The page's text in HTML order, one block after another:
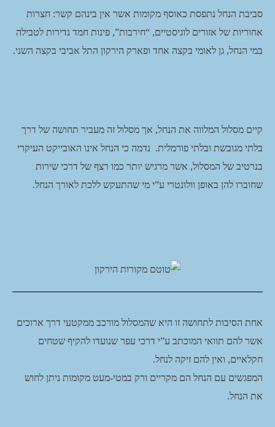
סביבת הנחל נתפסת כאוסף מקומות אשר אין בינהם קשר: חצרות
אחוריות של אזורים לוגיסטיים, “חירבות”, פינות חמד נדירות לטבילה
במי הנחל, גן לאומי בקצה אחד ופארק הירקון התל אביבי בקצה השני.
קיים מסלול המלווה את הנחל, אך מסלול זה מעביר תחושה של דרך
בלתי מגובשת ובלתי פורמלית. נדמה כי הנחל אינו האובייקט העיקרי
בנרטיב של המסלול, אשר מרגיש יותר כמו רצף של דרכי שירות
שחוברו להן באופן וולונטרי ע”י מי שהתעקש ללכת לאורך הנחל.
אחת הסיבות לתחושה זו היא שהמסלול מורכב ממקטעי דרך ארוכים
אשר להם תוואי המוכתב ע”י דרכי עפר שנועדו להקיף שטחים
חקלאיים, ואין להם זיקה לנחל.
המפגשים עם הנחל הם מקריים ורק במטי-מעט מקומות ניתן לחוש
את הנחל.